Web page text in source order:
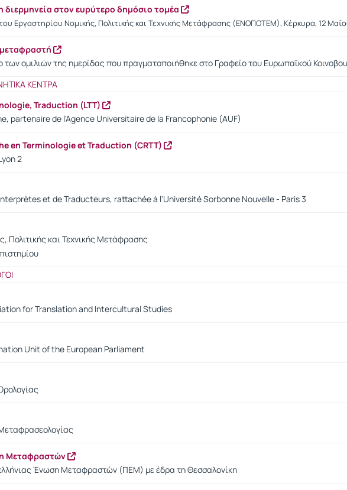
διερμηνεία στον ευρύτερο δημόσιο τομέα
Εργαστηρίου Νομικής, Πολιτικής και Τεχνικής Μετάφρασης (ΕΝΟΠΟΤΕΜ), Κέρκυρα, 12
των ομιλιών της ημερίδας που πραγματοποιήθηκε στο Γραφείο του Ευρωπαϊκού
ΚΕΝΤΡΑ
Traduction (LTT)
partenaire de l'Agence Universitaire de la Francophonie (AUF)
en Terminologie et Traduction (CRTT)
2
et de Traducteurs, rattachée à l'Université Sorbonne Nouvelle - Paris 3
Πολιτικής και Τεχνικής Μετάφρασης
for Translation and Intercultural Studies
Unit of the European Parliament
Μεταφραστών
Ένωση Μεταφραστών (ΠΕΜ) με έδρα τη Θεσσαλονίκη